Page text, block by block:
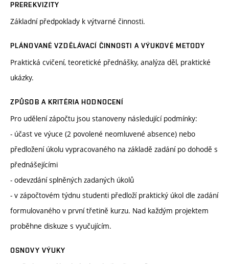
PREREKVIZITY
Základní předpoklady k výtvarné činnosti.
PLÁNOVANÉ VZDĚLÁVACÍ ČINNOSTI A VÝUKOVÉ METODY
Praktická cvičení, teoretické přednášky, analýza děl, praktické
ukázky.
ZPŮSOB A KRITÉRIA HODNOCENÍ
Pro udělení zápočtu jsou stanoveny následující podmínky:
- účast ve výuce (2 povolené neomluvené absence) nebo
předložení úkolu vypracovaného na základě zadání po dohodě s
přednášejícími
- odevzdání splněných zadaných úkolů
- v zápočtovém týdnu studenti předloží praktický úkol dle zadání
formulovaného v první třetině kurzu. Nad každým projektem
proběhne diskuze s vyučujícím.
OSNOVY VÝUKY